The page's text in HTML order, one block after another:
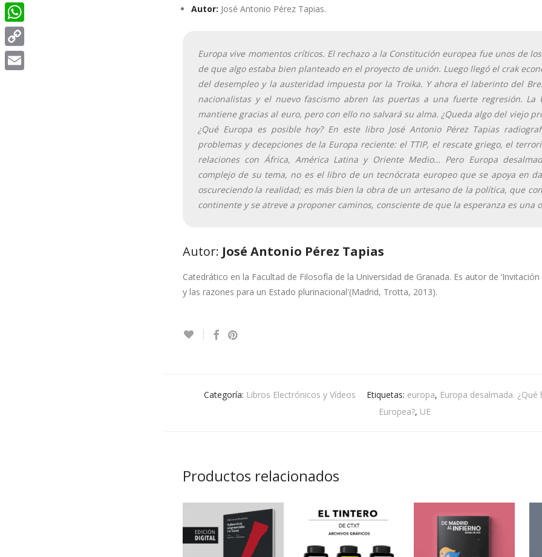
Autor: José Antonio Pérez Tapias.
Europa vive momentos críticos. El rechazo a la Constitución europea fue unos de
de que algo estaba bien planteado en el proyecto de unión. Luego llegó el crak
del desempleo y la austeridad impuesta por la Troika. Y ahora el laberinto del
nacionalistas y el nuevo fascismo abren las puertas a una fuerte regresión. La
mantiene gracias al euro, pero con ello no salvará su alma. ¿Queda algo del viejo
¿Qué Europa es posible hoy? En este libro José Antonio Pérez Tapias
problemas y decepciones de la Europa reciente: el TTIP, el rescate griego, el
relaciones con África, América Latina y Oriente Medio… Pero Europa
complejo de su tema, no es el libro de un tecnócrata europeo que se apoya en
oscureciendo la realidad; es más bien la obra de un artesano de la política, que
continente y se atreve a proponer caminos, consciente de que la esperanza es una
Autor: José Antonio Pérez Tapias
Catedrático en la Facultad de Filosofía de la Universidad de Granada. Es autor de
y las razones para un Estado plurinacional'(Madrid, Trotta, 2013).
Categoría: Libros Electrónicos y Vídeos Etiquetas: europa, Europa desalmada.
Europea?, UE
Productos relacionados
Facebook
WhatsApp
Copy